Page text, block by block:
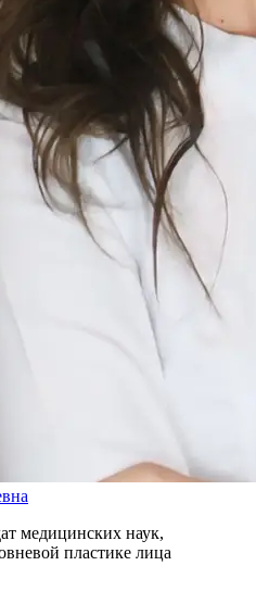
медицинских наук,
пластике лица